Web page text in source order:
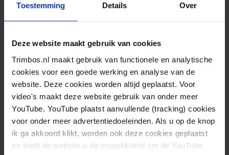
Toestemming Details Over
Deze website maakt gebruik van cookies
Trimbos.nl maakt gebruik van functionele en analytische
cookies voor een goede werking en analyse van de
website. Deze cookies worden altijd geplaatst. Voor
video's maakt deze website gebruik van onder meer
YouTube. YouTube plaatst aanvullende (tracking) cookies
voor onder meer advertentiedoeleinden. Als u op de knop
ik ga akkoord klikt, worden ook deze cookies geplaatst
en biedt de website u de mogelijkheid om de YouTube
Meerderheid volwassenen vóór verbod op
alcoholreclame en tegen blurring met alcohol